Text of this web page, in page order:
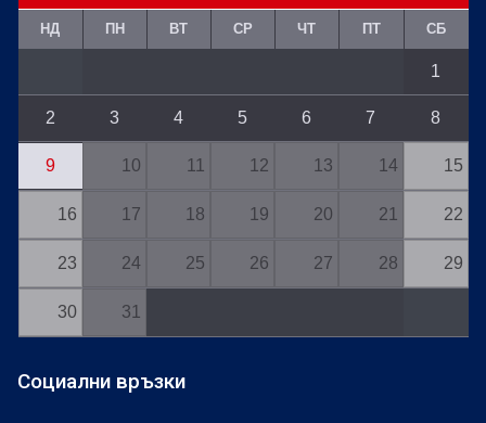
НД ПН ВТ СР ЧТ ПТ СБ
1
2 3 4 5 6 7 8
9 10 11 12 13 14 15
16 17 18 19 20 21 22
23 24 25 26 27 28 29
30 31
Социални връзки